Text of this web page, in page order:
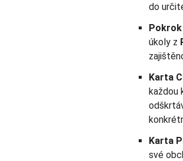
do
úkoly z
Karta
každou
Karta
své